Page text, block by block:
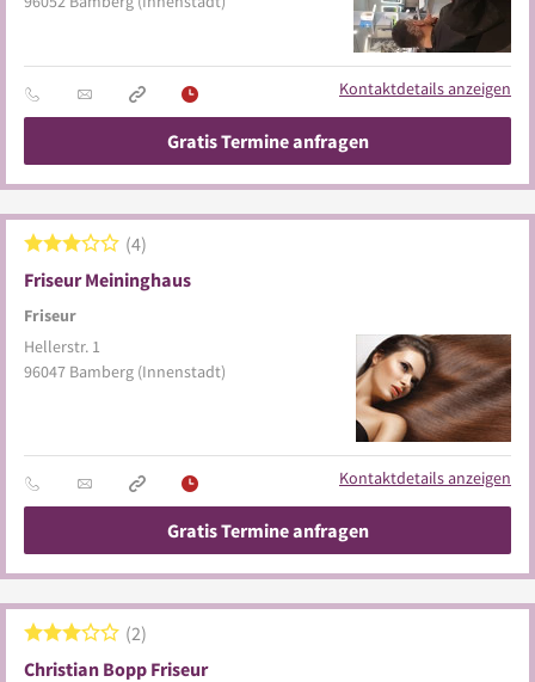
Kontaktdetails anzeigen
Gratis Termine anfragen
Friseur Meininghaus
Friseur
4
Hellerstr. 1
96047 Bamberg (Innenstadt)
Kontaktdetails anzeigen
Gratis Termine anfragen
Christian Bopp Friseur
2